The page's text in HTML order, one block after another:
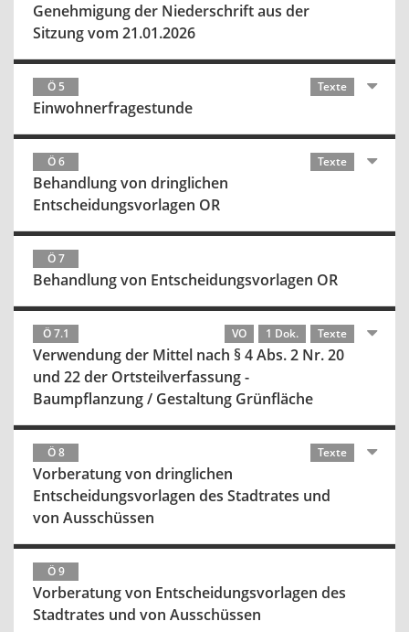
Genehmigung der Niederschrift aus der
Sitzung vom 21.01.2026
Ö 5 Texte
Einwohnerfragestunde
Ö 6 Texte
Behandlung von dringlichen
Entscheidungsvorlagen OR
Ö 7
Behandlung von Entscheidungsvorlagen OR
Ö 7.1 VO 1 Dok. Texte
Verwendung der Mittel nach § 4 Abs. 2 Nr. 20
und 22 der Ortsteilverfassung -
Baumpflanzung / Gestaltung Grünfläche
Ö 8 Texte
Vorberatung von dringlichen
Entscheidungsvorlagen des Stadtrates und
von Ausschüssen
Ö 9
Vorberatung von Entscheidungsvorlagen des
Stadtrates und von Ausschüssen